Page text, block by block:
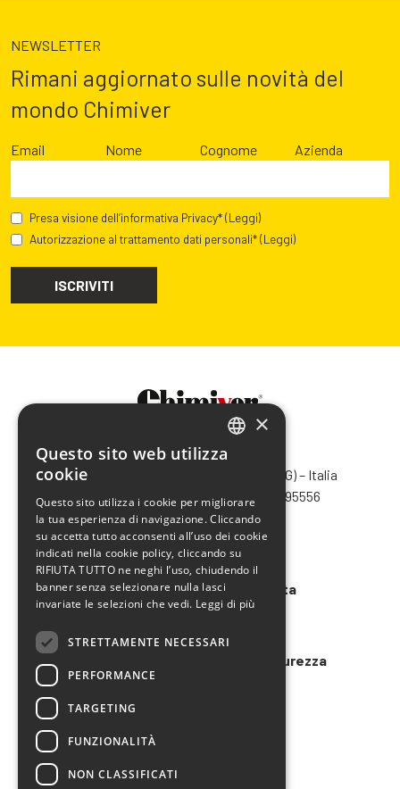
NEWSLETTER
Rimani aggiornato sulle novità del
mondo Chimiver
Email Nome Cognome Azienda
Presa visione dell’informativa Privacy*(Leggi)
Autorizzazione al trattamento dati personali*(Leggi)
CHIMIVER PANSERI S.p.A.
Via Bergamo, 1401 – 24030 Pontida (BG) – Italia
Tel.
+39 035 795031
– Fax +39 035 795556
info@chimiver.com
Faq
Condizioni generali di vendita
Modello 231 e Organigramma Sicurezza
FRENCH
SPANISH
×
Questo sito web utilizza
cookie
Questo sito utilizza i cookie per migliorare
la tua esperienza di navigazione. Cliccando
su accetta tutto acconsenti all’uso dei cookie
indicati nella cookie policy, cliccando su
RIFIUTA TUTTO ne neghi l’uso, chiudendo il
banner senza selezionare nulla lasci
invariate le selezioni che vedi. Leggi di più
STRETTAMENTE NECESSARI
PERFORMANCE
TARGETING
FUNZIONALITÀ
NON CLASSIFICATI